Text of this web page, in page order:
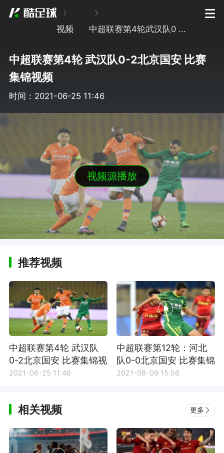
视频 中超联赛第4轮武汉队0 ...
中超联赛第4轮 武汉队0-2北京国安 比赛
集锦视频
时间：2021-06-25 11:46
视频源播放
推荐视频
中超联赛第4轮 武汉队
0-2北京国安 比赛集锦视
频
2021-06-25 11:46
中超联赛第12轮：河北
队0-0北京国安 比赛集锦
2021-08-09 15:56
相关视频 更多